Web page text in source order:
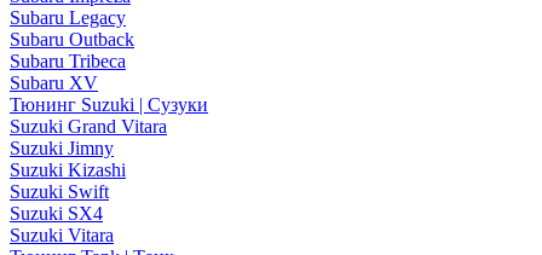
Subaru Legacy
Subaru Outback
Subaru Tribeca
Subaru XV
Тюнинг Suzuki | Сузуки
Suzuki Grand Vitara
Suzuki Jimny
Suzuki Kizashi
Suzuki Swift
Suzuki SX4
Suzuki Vitara